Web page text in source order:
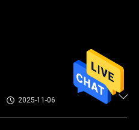
2025-11-06